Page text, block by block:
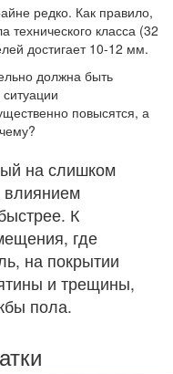
редко. Как правило,
технического класса (32
достигает 10-12 мм.
должна быть
повысятся, а
на слишком
влиянием
К
где
на покрытии
и трещины,
пола.